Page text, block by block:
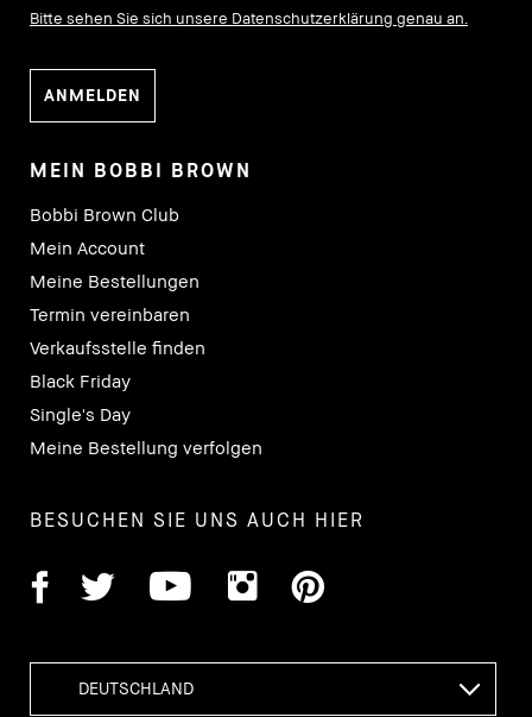
Bitte sehen Sie sich unsere Datenschutzerklärung genau an.
MEIN BOBBI BROWN
Bobbi Brown Club
Mein Account
Meine Bestellungen
Termin vereinbaren
Verkaufsstelle finden
Black Friday
Single's Day
Meine Bestellung verfolgen
BESUCHEN SIE UNS AUCH HIER